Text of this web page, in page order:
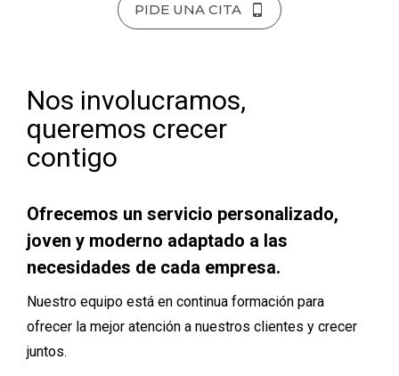
PIDE UNA CITA
Nos involucramos,
queremos crecer
contigo
Ofrecemos un servicio personalizado,
joven y moderno adaptado a las
necesidades de cada empresa.
Nuestro equipo está en continua formación para
ofrecer la mejor atención a nuestros clientes y crecer
juntos.